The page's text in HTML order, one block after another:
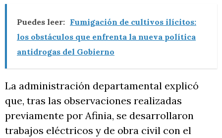
Puedes leer: Fumigación de cultivos ilícitos:
los obstáculos que enfrenta la nueva política
antidrogas del Gobierno
La administración departamental explicó
que, tras las observaciones realizadas
previamente por Afinia, se desarrollaron
trabajos eléctricos y de obra civil con el